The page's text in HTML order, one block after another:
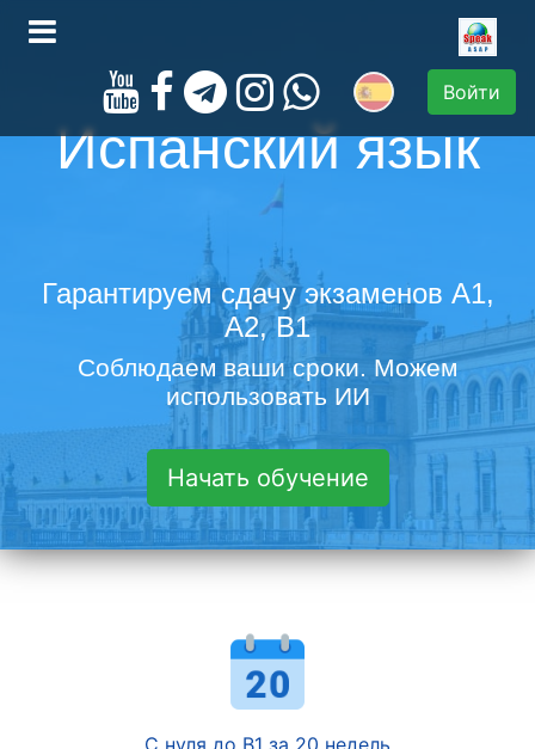
Войти
Испанский язык
Гарантируем сдачу экзаменов A1,
A2, B1
Соблюдаем ваши сроки. Можем
использовать ИИ
Начать обучение
С нуля до В1 за 20 недель